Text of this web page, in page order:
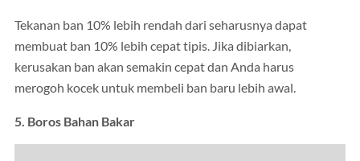
Tekanan ban 10% lebih rendah dari seharusnya dapat
membuat ban 10% lebih cepat tipis. Jika dibiarkan,
kerusakan ban akan semakin cepat dan Anda harus
merogoh kocek untuk membeli ban baru lebih awal.
5. Boros Bahan Bakar